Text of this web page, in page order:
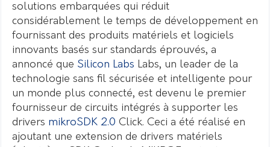
solutions embarquées qui réduit
considérablement le temps de développement en
fournissant des produits matériels et logiciels
innovants basés sur standards éprouvés, a
annoncé que Silicon Labs Labs, un leader de la
technologie sans fil sécurisée et intelligente pour
un monde plus connecté, est devenu le premier
fournisseur de circuits intégrés à supporter les
drivers mikroSDK 2.0 Click. Ceci a été réalisé en
ajoutant une extension de drivers matériels